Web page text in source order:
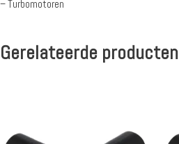
– Turbomotoren
Gerelateerde producten